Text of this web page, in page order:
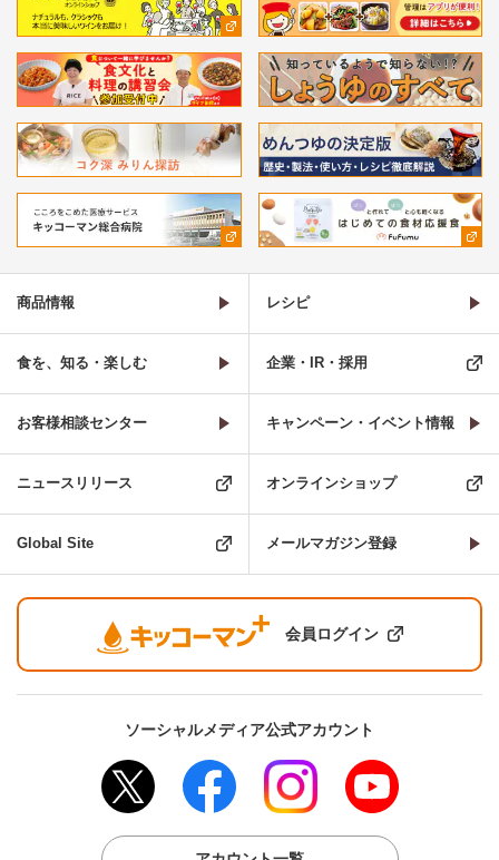
商品情報 レシピ
食を、知る・楽しむ 企業・IR・採用
お客様相談センター キャンペーン・イベント情報
ニュースリリース オンラインショップ
Global Site メールマガジン登録
会員ログイン
ソーシャルメディア公式アカウント